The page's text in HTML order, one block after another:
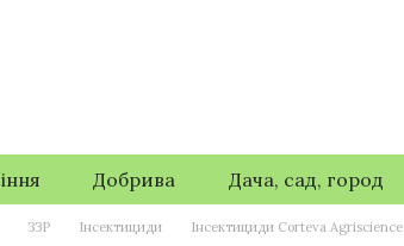
Добрива Дача, сад, город
ЗЗР Інсектициди Інсектициди Corteva Agriscience